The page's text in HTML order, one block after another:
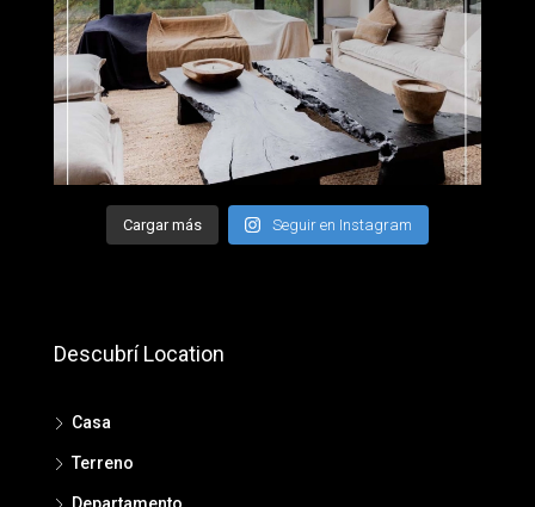
Cargar más Seguir en Instagram
Descubrí Location
Casa
Terreno
Departamento